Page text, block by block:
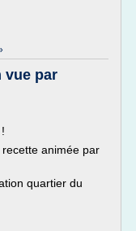
vue par
animée par
quartier du